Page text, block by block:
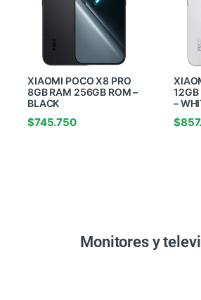
XIAOMI POCO X8 PRO
8GB RAM 256GB ROM –
BLACK
$745.750
12GB
–
$
Monitores y